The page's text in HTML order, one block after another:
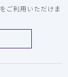
ご利用いただけま